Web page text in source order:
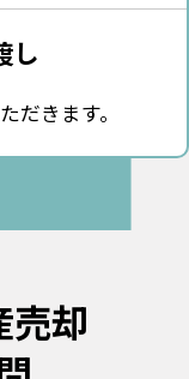
し
だきます。
売却